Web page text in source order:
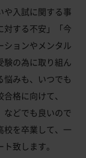
や入試に関する事
対する不安」「今
ションやメンタル
験の為に取り組ん
悩みも、いつでも
格に向けて、
などでも良いので
校を卒業して、一
致します。